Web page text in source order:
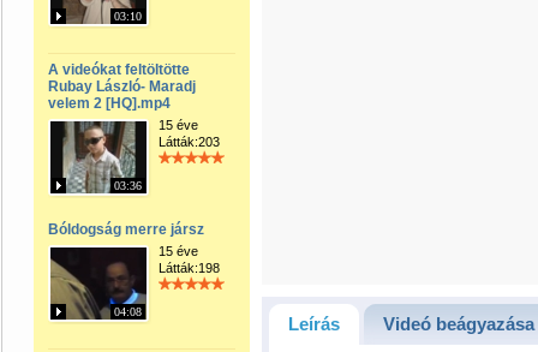
03:10
A videókat feltöltötte
Rubay László- Maradj
velem 2 [HQ].mp4
03:36
15 éve
Látták:203
Bóldogság merre jársz
04:08
15 éve
Látták:198
Leírás Videó beágyazása